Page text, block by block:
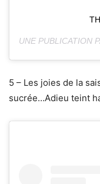
UNE PUBLICATION
5 – Les joies de la
sucrée…Adieu teint